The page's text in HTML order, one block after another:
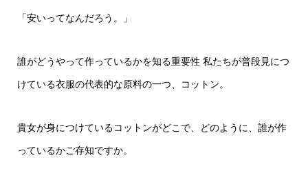
「安いってなんだろう。」
誰がどうやって作っているかを知る重要性 私たちが普段見につ
けている衣服の代表的な原料の一つ、コットン。
貴女が身につけているコットンがどこで、どのように、誰が作
っているかご存知ですか。